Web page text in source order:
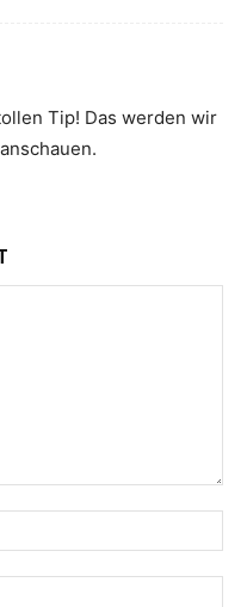
Tip! Das werden wir